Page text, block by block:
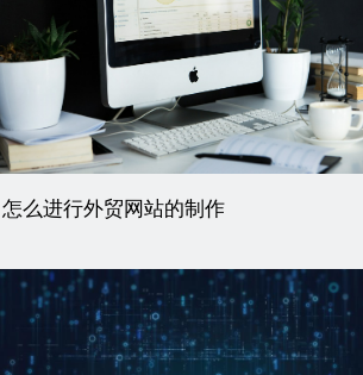
怎么进行外贸网站的制作